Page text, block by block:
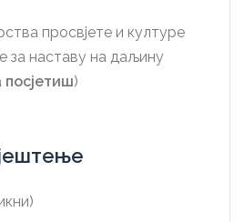
просвјете и културе
за наставу на даљину
посјетиш)